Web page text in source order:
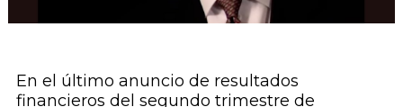
En el último anuncio de resultados
financieros del segundo trimestre de